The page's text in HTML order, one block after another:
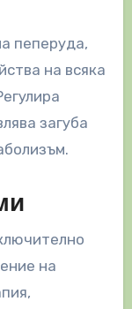
пеперуда,
на всяка
загуба
на